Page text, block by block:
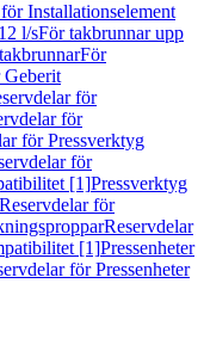
Installationselement
l/sFör takbrunnar upp
För
Geberit
för
för
för Pressverktyg
för
[1]Pressverktyg
Reservdelar för
Reservdelar
[1]Pressenheter
för Pressenheter